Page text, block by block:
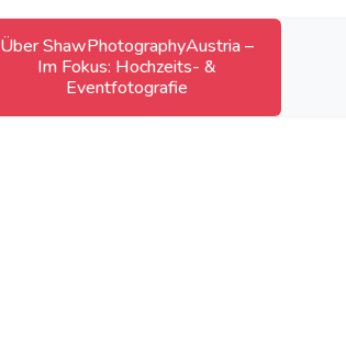
Über ShawPhotographyAustria –
Im Fokus: Hochzeits- &
Eventfotografie